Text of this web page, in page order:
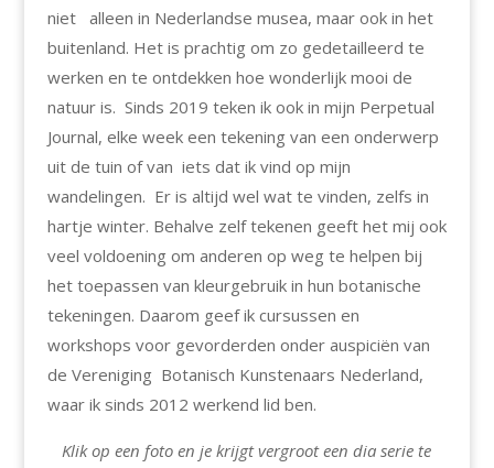
niet alleen in Nederlandse musea, maar ook in het
buitenland. Het is prachtig om zo gedetailleerd te
werken en te ontdekken hoe wonderlijk mooi de
natuur is. Sinds 2019 teken ik ook in mijn Perpetual
Journal, elke week een tekening van een onderwerp
uit de tuin of van iets dat ik vind op mijn
wandelingen. Er is altijd wel wat te vinden, zelfs in
hartje winter. Behalve zelf tekenen geeft het mij ook
veel voldoening om anderen op weg te helpen bij
het toepassen van kleurgebruik in hun botanische
tekeningen. Daarom geef ik cursussen en
workshops voor gevorderden onder auspiciën van
de Vereniging Botanisch Kunstenaars Nederland,
waar ik sinds 2012 werkend lid ben.
Klik op een foto en je krijgt vergroot een dia serie te